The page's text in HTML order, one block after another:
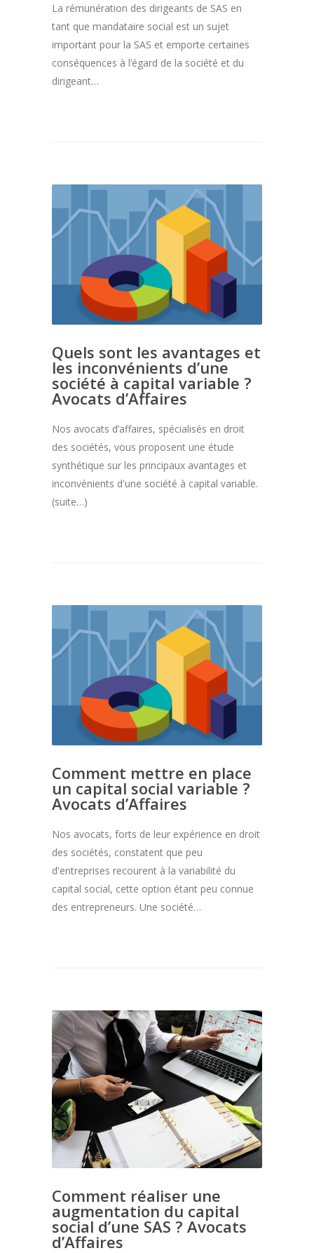
La rémunération des dirigeants de SAS en
tant que mandataire social est un sujet
important pour la SAS et emporte certaines
conséquences à l’égard de la société et du
dirigeant…
Quels sont les avantages et
les inconvénients d’une
société à capital variable ?
Avocats d’Affaires
Nos avocats d’affaires, spécialisés en droit
des sociétés, vous proposent une étude
synthétique sur les principaux avantages et
inconvénients d'une société à capital variable.
(suite…)
Comment mettre en place
un capital social variable ?
Avocats d’Affaires
Nos avocats, forts de leur expérience en droit
des sociétés, constatent que peu
d'entreprises recourent à la variabilité du
capital social, cette option étant peu connue
des entrepreneurs. Une société…
Comment réaliser une
augmentation du capital
social d’une SAS ? Avocats
d’Affaires